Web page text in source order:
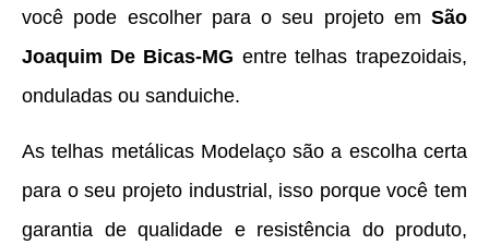
você pode escolher para o seu projeto em São
Joaquim De Bicas-MG entre telhas trapezoidais,
onduladas ou sanduiche.
As telhas metálicas Modelaço são a escolha certa
para o seu projeto industrial, isso porque você tem
garantia de qualidade e resistência do produto,